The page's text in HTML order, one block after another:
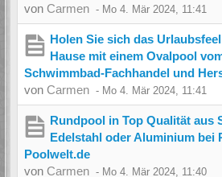
von Carmen - Mo 4. Mär 2024, 11:41
Holen Sie sich das
Hause mit einem Ovalpool
Schwimmbad-Fachhandel und
von Carmen - Mo 4. Mär 2024, 11:41
Rundpool in Top Qualität aus
Edelstahl oder Aluminium bei
Poolwelt.de
von Carmen - Mo 4. Mär 2024, 11:40